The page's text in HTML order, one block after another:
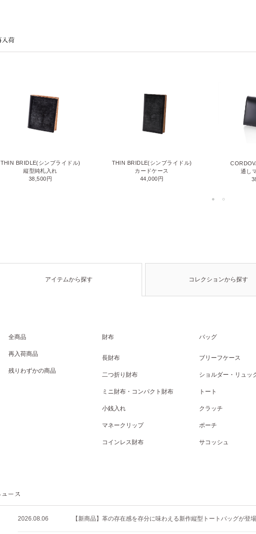
THIN BRIDLE(シンブライドル)
縦型純札入れ
38,500円
THIN BRIDLE(シンブライドル)
カードケース
44,000円
通し
アイテムから探す コレクションから探す
全商品
再入荷商品
残りわずかの商品
財布
長財布
二つ折り財布
ミニ財布・コンパクト財布
小銭入れ
マネークリップ
コインレス財布
バッグ
ブリーフケース
ショルダー・リュッ
トート
クラッチ
ポーチ
サコッシュ
2026.08.06 【新商品】革の存在感を存分に味わえる新作縦型トートバッグが登場